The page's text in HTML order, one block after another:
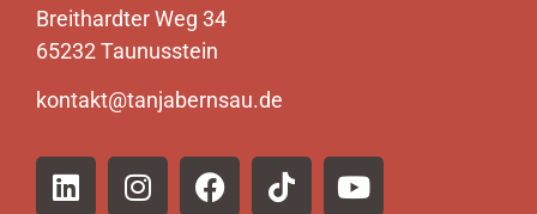
Breithardter Weg 34
65232 Taunusstein
kontakt@tanjabernsau.de